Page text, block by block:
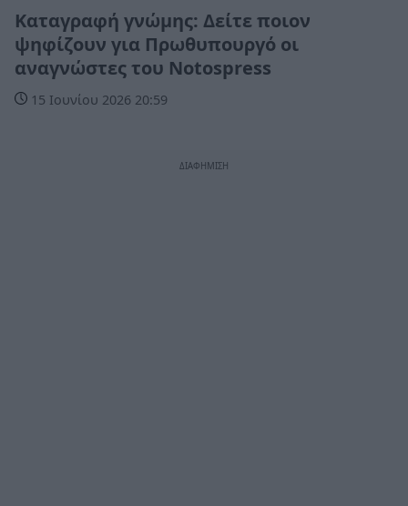
Καταγραφή γνώμης: Δείτε ποιον
ψηφίζουν για Πρωθυπουργό οι
αναγνώστες του Νotospress
15 Ιουνίου 2026 20:59